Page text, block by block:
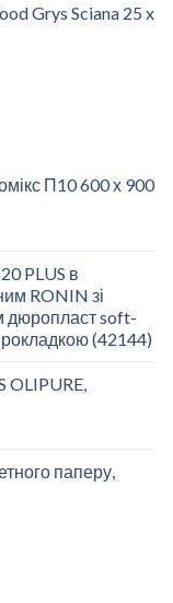
Grys Sciana 25 x
П10 600 х 900
PLUS в
RONIN зі
дюропласт soft-
(42144)
OLIPURE,
паперу,